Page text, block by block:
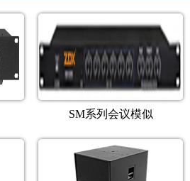
SM系列会议模似